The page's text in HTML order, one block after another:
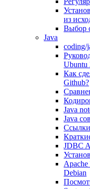
из
Выбор
Java
coding/
Ubuntu
Как
Github?
Java
Java
Ссылки
JDBC
Apache
Debian